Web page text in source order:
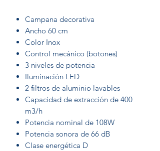
Campana decorativa
Ancho 60 cm
Color Inox
Control mecánico (botones)
3 niveles de potencia
Iluminación LED
2 filtros de aluminio lavables
Capacidad de extracción de 400
m3/h
Potencia nominal de 108W
Potencia sonora de 66 dB
Clase energética D